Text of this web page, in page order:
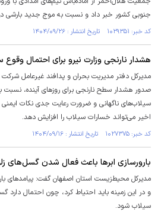
جنوبی کشور خبر داد و نسبت به موج جدید بارشی
کد خبر: ۱۰۲۹۳۵۱ تاریخ انتشار : ۱۴۰۴/۰۹/۲۶
هشدار نارنجی وزارت نیرو برای احتمال
مدیرکل دفتر مدیریت بحران و پدافند غیرعامل شرکت
صدور هشدار سطح نارنجی برای روز‌های آینده،
سیلاب‌های ناگهانی و ضرورت رعایت جدی نکات
اخیر می‌تواند خسارات سیلاب را افزایش دهد.
کد خبر: ۱۰۲۷۳۷۵ تاریخ انتشار : ۱۴۰۴/۰۹/۱۶
بارورسازی ابرها باعث فعال شدن گسل‌های
مدیرکل محیط‌زیست استان اصفهان گفت: پیامدهای
و در این زمینه باید احتیاط کرد، چون احتمال دارد
سیلاب شود.